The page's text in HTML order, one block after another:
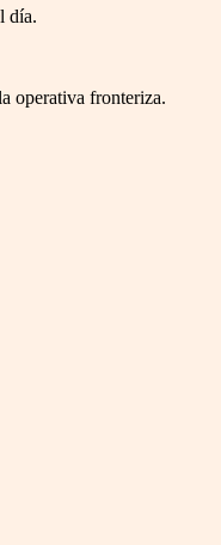
día.
operativa fronteriza.